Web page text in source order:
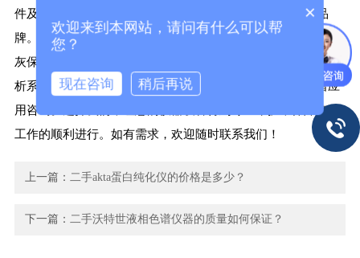
件及售后维修维保整体解决方案，涵盖Agilent等多个知名品
牌。我们拥有专业的技术团队，能够为您提供维修、租赁、清
灰保养等全方位服务，同时还具备色谱、质谱、光谱、蛋白层
析系统、毛细管电泳仪等仪器及配件、耗材，并且提供色谱应
用咨询。选择我们，让您的仪器设备得到专业维护，保障实验
工作的顺利进行。如有需求，欢迎随时联系我们！
上一篇：二手akta蛋白纯化仪的价格是多少？
下一篇：二手沃特世液相色谱仪器的质量如何保证？
×
欢迎来到本网站，请问有什么可以帮
您？
现在咨询 稍后再说